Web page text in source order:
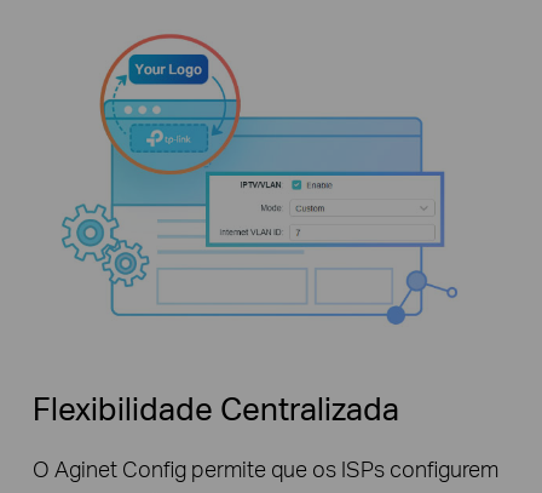
Flexibilidade Centralizada
O Aginet Config permite que os ISPs configurem